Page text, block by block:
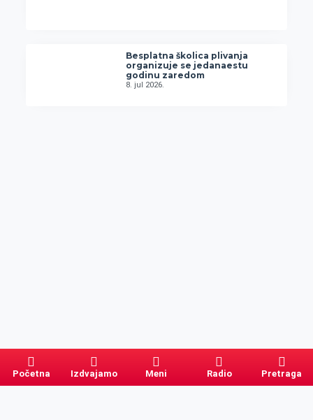
Besplatna školica plivanja
organizuje se jedanaestu
godinu zaredom
8. jul 2026.
Početna Izdvajamo Meni Radio Pretraga